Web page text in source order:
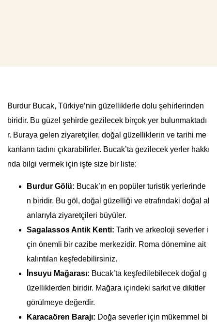
Burdur Bucak, Türkiye’nin güzelliklerle dolu şehirlerinden
biridir. Bu güzel şehirde gezilecek birçok yer bulunmaktadı
r. Buraya gelen ziyaretçiler, doğal güzelliklerin ve tarihi me
kanların tadını çıkarabilirler. Bucak’ta gezilecek yerler hakkı
nda bilgi vermek için işte size bir liste:
Burdur Gölü: Bucak’ın en popüler turistik yerlerinde
n biridir. Bu göl, doğal güzelliği ve etrafındaki doğal al
anlarıyla ziyaretçileri büyüler.
Sagalassos Antik Kenti: Tarih ve arkeoloji severler i
çin önemli bir cazibe merkezidir. Roma dönemine ait
kalıntıları keşfedebilirsiniz.
İnsuyu Mağarası: Bucak’ta keşfedilebilecek doğal g
üzelliklerden biridir. Mağara içindeki sarkıt ve dikitler
görülmeye değerdir.
Karacaören Barajı: Doğa severler için mükemmel bi